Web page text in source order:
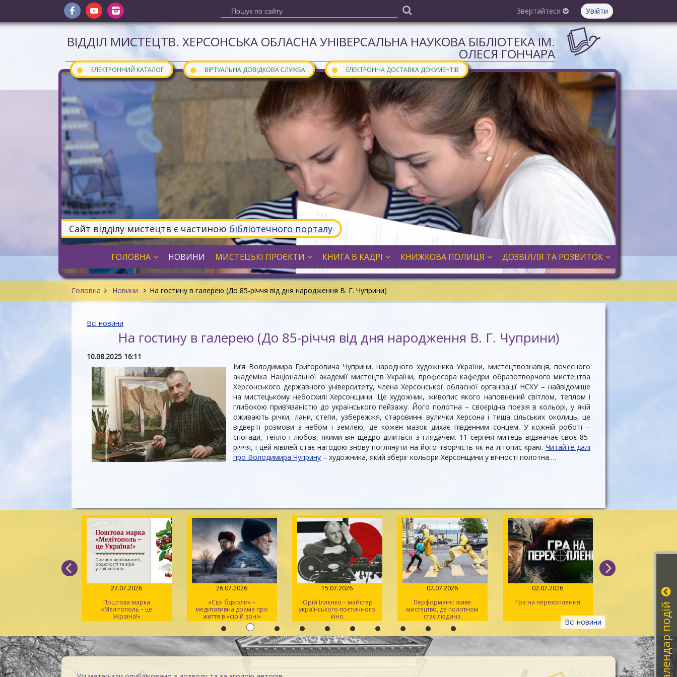
Звертайтеся Увійти
ВІДДІЛ МИСТЕЦТВ. ХЕРСОНСЬКА ОБЛАСНА УНІВЕРСАЛЬНА НАУКОВА БІБЛІОТЕКА ІМ.
ОЛЕСЯ ГОНЧАРА
● ЕЛЕКТРОННИЙ КАТАЛОГ ● ВІРТУАЛЬНА ДОВІДКОВА СЛУЖБА ● ЕЛЕКТРОННА ДОСТАВКА ДОКУМЕНТІВ
Сайт відділу мистецтв є частиною бібліотечного порталу
ГОЛОВНА НОВИНИ МИСТЕЦЬКІ ПРОЄКТИ КНИГА В КАДРІ КНИЖКОВА ПОЛИЦЯ ДОЗВІЛЛЯ ТА РОЗВИТОК
Головна Новини На гостину в галерею (До 85-річчя від дня народження В. Г. Чуприни)
Всі новини
На гостину в галерею (До 85-річчя від дня народження В. Г. Чуприни)
10.08.2025 16:11
Ім’я Володимира Григоровича Чуприни, народного художника України, мистецтвознавця, почесного
академіка Національної академії мистецтв України, професора кафедри образотворчого мистецтва
Херсонського державного університету, члена Херсонської обласної організації НСХУ – найвідоміше
на мистецькому небосхилі Херсонщини. Це художник, живопис якого наповнений світлом, теплом і
глибокою прив’язаністю до українського пейзажу. Його полотна – своєрідна поезія в кольорі, у якій
оживають річки, лани, степи, узбережжя, старовинні вулички Херсона і тиша сільських околиць, це
відверті розмови з небом і землею, де кожен мазок дихає південним сонцем. У кожній роботі –
спогади, тепло і любов, якими він щедро ділиться з глядачем. 11 серпня митець відзначає своє 85-
річчя, і цей ювілей стає нагодою знову поглянути на його творчість як на літопис краю. Читайте далі
про Володимира Чуприну – художника, який зберіг кольори Херсонщини у вічності полотна….
Всі новини
27.07.2026
Поштова марка
«Мелітополь – це
Україна!»
26.07.2026
«Сірі бджоли» –
медитативна драма про
життя в «сірій зоні»
15.07.2026
Юрій Іллєнко – майстер
українського поетичного
кіно
02.07.2026
Перформанс: живе
мистецтво, де полотном
стає людина
02.07.2026
Гра на перехоплення
14.06.2026
Іван Миколайчук –
українськогоКалендар подій